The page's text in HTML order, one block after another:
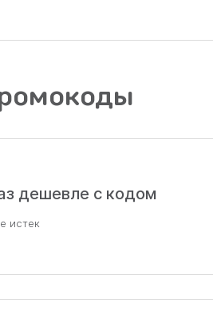
дешевле с кодом
истек